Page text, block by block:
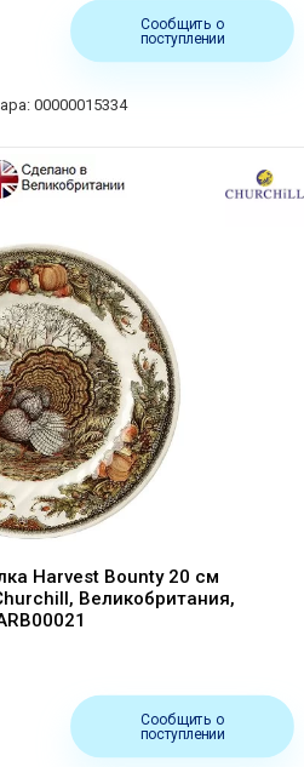
Сообщить о
поступлении
00000015334
Harvest Bounty 20 см
Великобритания,
Сообщить о
поступлении